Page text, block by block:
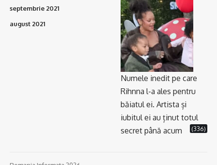
septembrie 2021
august 2021
Numele inedit pe care
Rihnna l-a ales pentru
băiatul ei. Artista și
iubitul ei au ținut totul
secret până acum
(336)